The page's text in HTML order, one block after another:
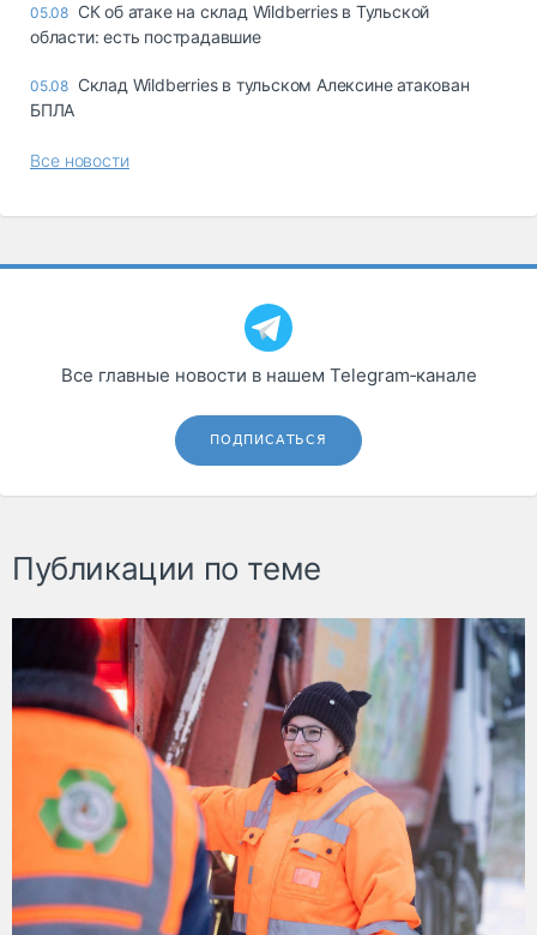
05.08 СК об атаке на склад Wildberries в Тульской
области: есть пострадавшие
05.08 Склад Wildberries в тульском Алексине атакован
БПЛА
Все новости
Все главные новости в нашем Telegram‑канале
ПОДПИСАТЬСЯ
Публикации по теме